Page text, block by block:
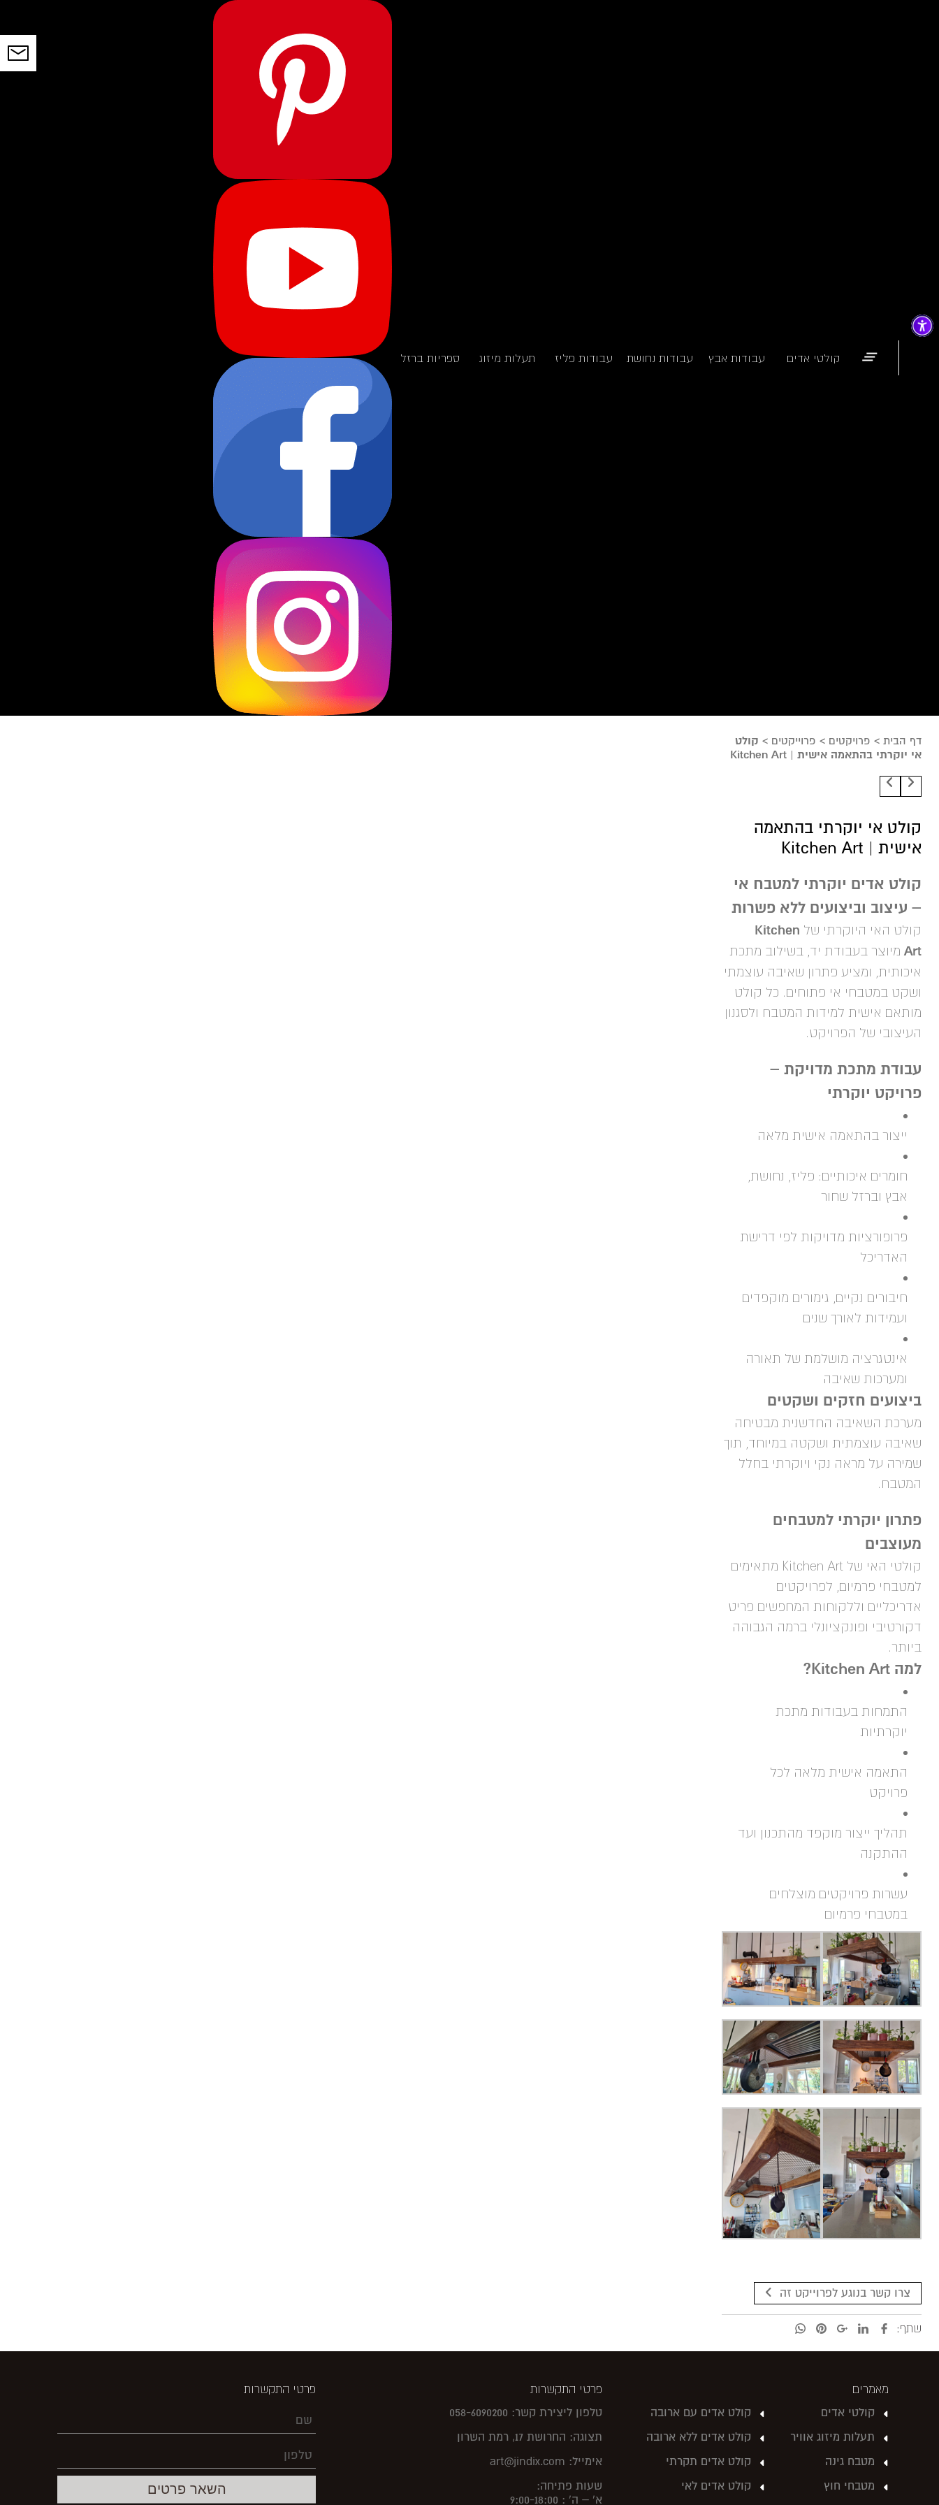
קולטי אדים עבודות אבץ עבודות נחושת עבודות פליז תעלות מיזוג ספריות ברזל
דף הבית > פרויקטים > פרוייקטים > קולט
אי יוקרתי בהתאמה אישית | Kitchen Art
קולט אי יוקרתי בהתאמה
אישית | Kitchen Art
קולט אדים יוקרתי למטבח אי
– עיצוב וביצועים ללא פשרות
קולט האי היוקרתי של Kitchen
Art מיוצר בעבודת יד, בשילוב מתכת
איכותית, ומציע פתרון שאיבה עוצמתי
ושקט במטבחי אי פתוחים. כל קולט
מותאם אישית למידות המטבח ולסגנון
העיצובי של הפרויקט.
עבודת מתכת מדויקת –
פרויקט יוקרתי
ייצור בהתאמה אישית מלאה
חומרים איכותיים: פליז, נחושת,
אבץ וברזל שחור
פרופורציות מדויקות לפי דרישת
האדריכל
חיבורים נקיים, גימורים מוקפדים
ועמידות לאורך שנים
אינטגרציה מושלמת של תאורה
ומערכות שאיבה
ביצועים חזקים ושקטים
מערכת השאיבה החדשנית מבטיחה
שאיבה עוצמתית ושקטה במיוחד, תוך
שמירה על מראה נקי ויוקרתי בחלל
המטבח.
פתרון יוקרתי למטבחים
מעוצבים
קולטי האי של Kitchen Art מתאימים
למטבחי פרמיום, לפרויקטים
אדריכליים וללקוחות המחפשים פריט
דקורטיבי ופונקציונלי ברמה הגבוהה
ביותר.
למה Kitchen Art?
התמחות בעבודות מתכת
יוקרתיות
התאמה אישית מלאה לכל
פרויקט
תהליך ייצור מוקפד מהתכנון ועד
ההתקנה
עשרות פרויקטים מוצלחים
במטבחי פרמיום
צרו קשר בנוגע לפרוייקט זה
שתף:
מאמרים
קולטי אדים
תעלות מיזוג אוויר
מטבח גינה
מטבחי חוץ
קולט אדים עם ארובה
קולט אדים ללא ארובה
קולט אדים תקרתי
קולט אדים לאי
פרטי התקשרות
טלפון ליצירת קשר: 058-6090200
תצוגה: החרושת 17, רמת השרון
אימייל: art@jindix.com
שעות פתיחה:
א' – ה' : 9:00-18:00
פרטי התקשרות